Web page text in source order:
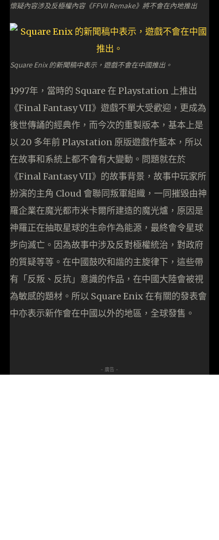
懷疑內容涉及反極權內容《FFVII Remake》將不會在內地推出
Square Enix 的新聞稿中表示，遊戲不會在中國推出。
1997年，當時的 Square 在 Playstation 上推出
《Final Fantasy VII》遊戲不單大受歡迎，更成為
後世傳誦的經典作，而今次的重製版本，基本上是
以 20 多年前 Playstation 原版遊戲作藍本，所以
在故事和系統上都不會有大變動。問題就在於
《Final Fantasy VII》的故事背景，故事中玩家所
扮演的主角 Cloud 會聯同叛軍組織，一同摧毀由神
羅企業在魔光都市米卡爾所建造的魔光爐，原因是
神羅正在抽取星球的生命作為能源，最終會令星球
步向滅亡。因為故事中涉及反對極權統治，對政府
的質疑等等。在中國鼓吹和諧的主旋律下，這些帶
有「反叛、反抗」意識的作品，在中國大陸會被視
為敏感的題材。所以 Square Enix 在有關的發表會
中亦表示新作會在中國以外的地區，全球發售。
- 廣告 -